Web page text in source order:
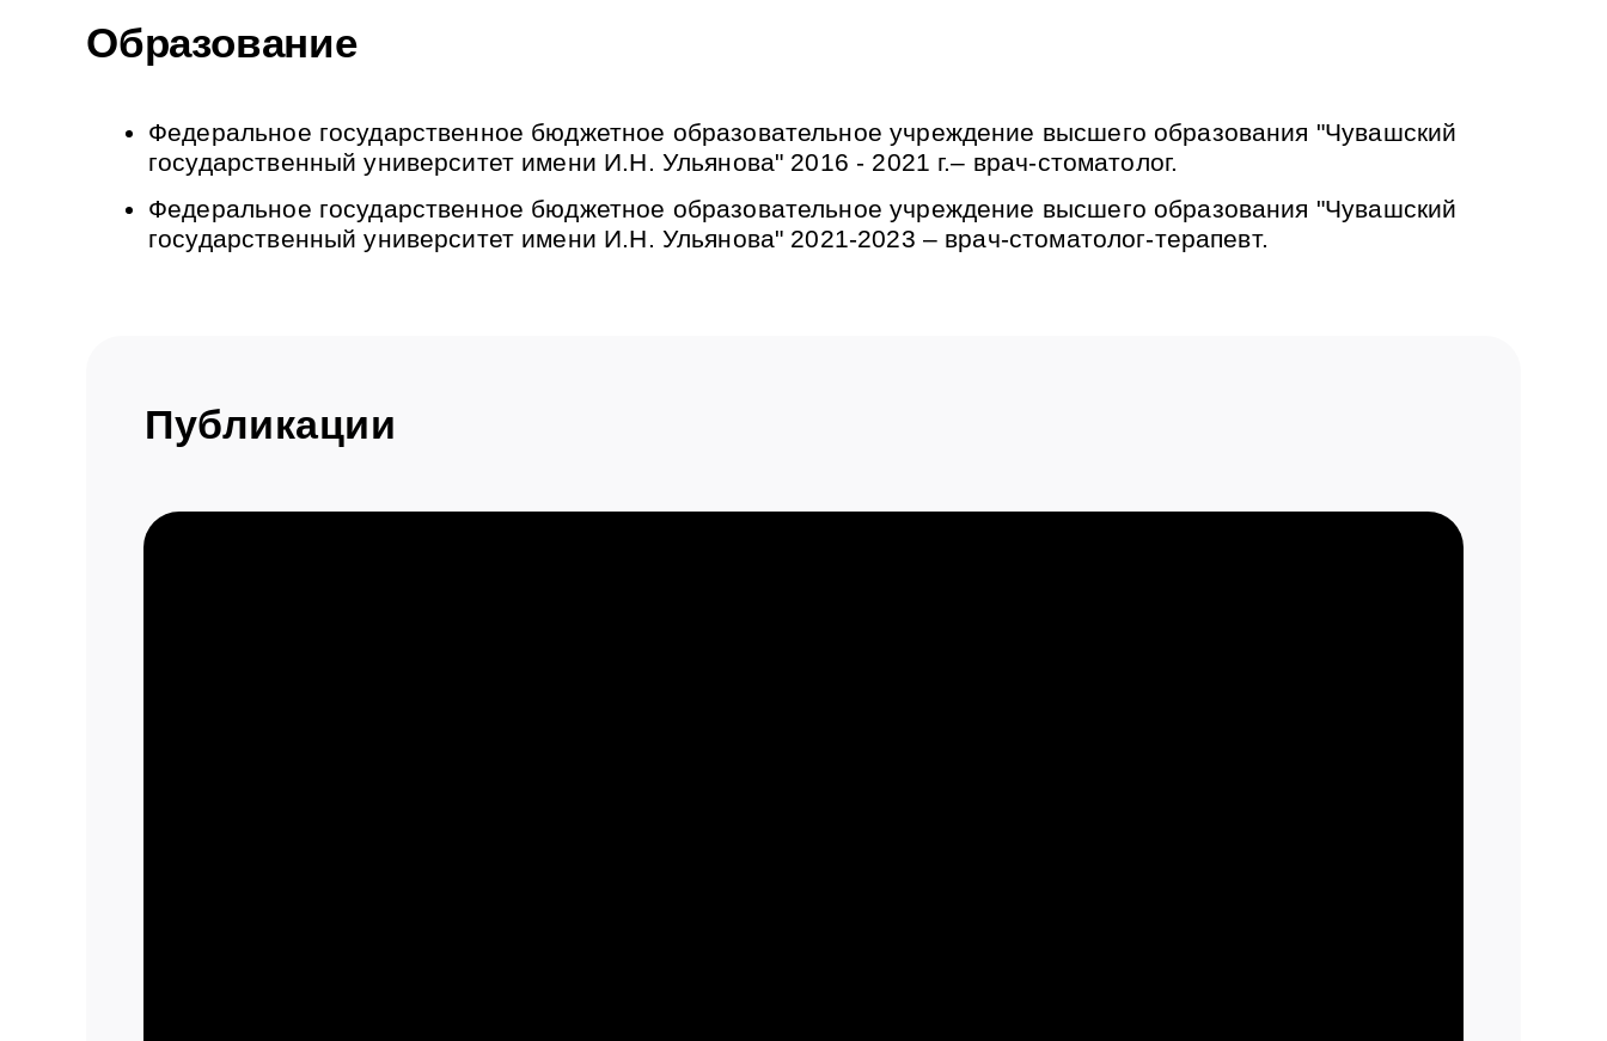
Образование
Федеральное государственное бюджетное образовательное учреждение высшего образования "Чувашский
государственный университет имени И.Н. Ульянова" 2016 - 2021 г.– врач-стоматолог.
Федеральное государственное бюджетное образовательное учреждение высшего образования "Чувашский
государственный университет имени И.Н. Ульянова" 2021-2023 – врач-стоматолог-терапевт.
Публикации